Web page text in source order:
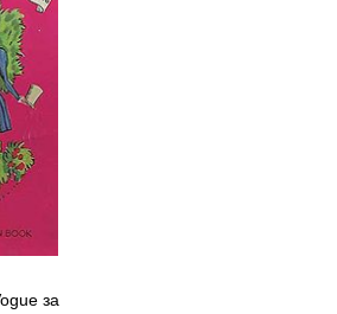
за